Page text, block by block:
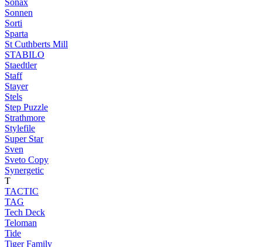
Sonax
Sonnen
Sorti
Sparta
St Cuthberts Mill
STABILO
Staedtler
Staff
Stayer
Stels
Step Puzzle
Strathmore
Stylefile
Super Star
Sven
Sveto Copy
Synergetic
T
TACTIC
TAG
Tech Deck
Teloman
Tide
Tiger Family